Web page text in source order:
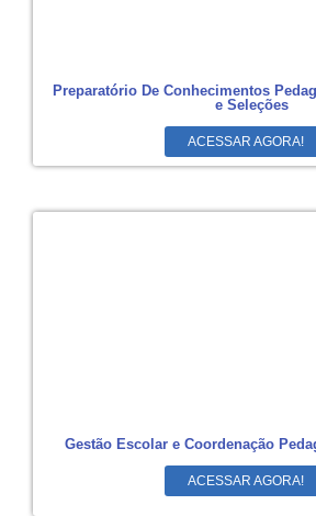
Preparatório De Conhecimentos
e Seleções
ACESSAR AGORA!
Gestão Escolar e Coordenação
ACESSAR AGORA!